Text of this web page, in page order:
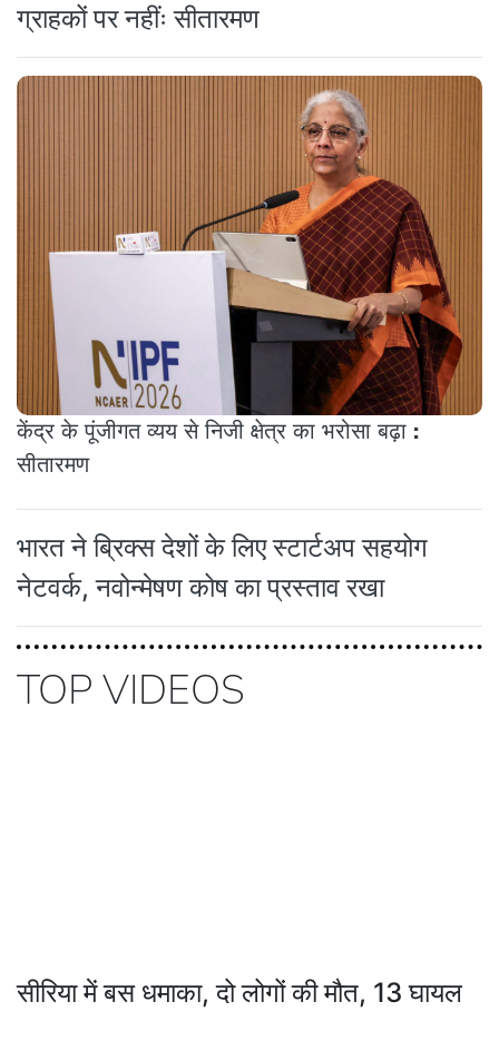
ग्राहकों पर नहींः सीतारमण
केंद्र के पूंजीगत व्यय से निजी क्षेत्र का भरोसा बढ़ा :
सीतारमण
भारत ने ब्रिक्स देशों के लिए स्टार्टअप सहयोग
नेटवर्क, नवोन्मेषण कोष का प्रस्ताव रखा
TOP VIDEOS
सीरिया में बस धमाका, दो लोगों की मौत, 13 घायल